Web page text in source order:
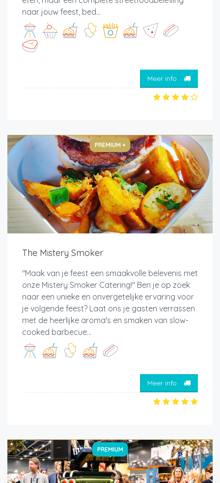
naar jouw feest, bed...
Meer info
PREMIUM +
The Mistery Smoker
"Maak van je feest een smaakvolle belevenis met
onze Mistery Smoker Catering!" Ben je op zoek
naar een unieke en onvergetelijke ervaring voor
je volgende feest? Laat ons je gasten verrassen
met de heerlijke aroma's en smaken van slow-
cooked barbecue...
Meer info
PREMIUM